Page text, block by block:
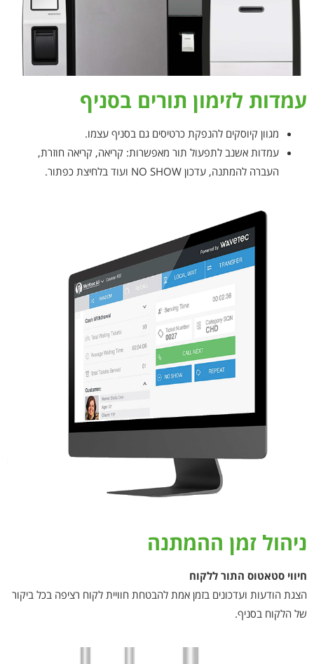
עמדות לזימון תורים בסניף
מגוון קיוסקים להנפקת כרטיסים גם בסניף עצמו.
עמדות אשנב לתפעול תור מאפשרות: קריאה, קריאה חוזרת,
העברה להמתנה, עדכון NO SHOW ועוד בלחיצת כפתור.
ניהול זמן ההמתנה
חיווי סטאטוס התור ללקוח
הצגת הודעות ועדכונים בזמן אמת להבטחת חוויית לקוח רציפה בכל ביקור
של הלקוח בסניף.